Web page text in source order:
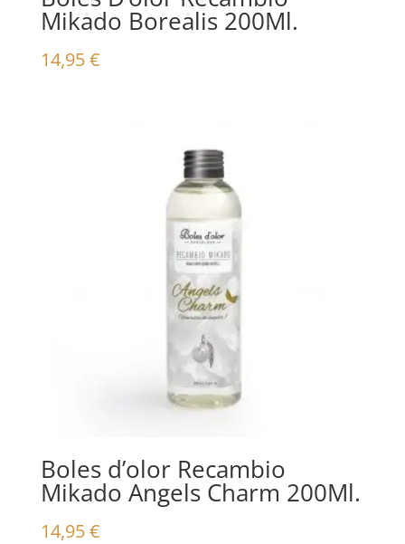
Mikado Borealis 200Ml.
14,95€
Boles d’olor Recambio
Mikado Angels Charm 200Ml.
14,95€